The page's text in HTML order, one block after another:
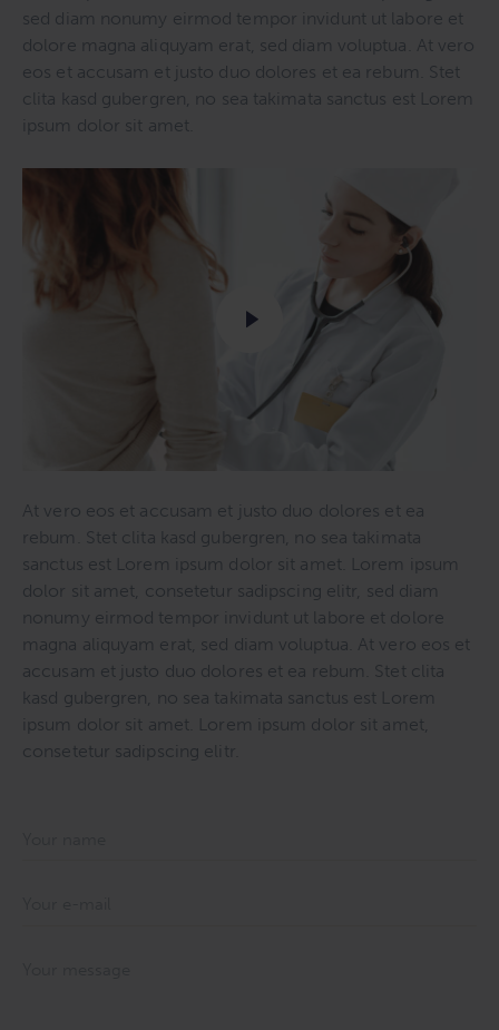
sed diam nonumy eirmod tempor invidunt ut labore et
dolore magna aliquyam erat, sed diam voluptua. At vero
eos et accusam et justo duo dolores et ea rebum. Stet
clita kasd gubergren, no sea takimata sanctus est Lorem
ipsum dolor sit amet.
At vero eos et accusam et justo duo dolores et ea
rebum. Stet clita kasd gubergren, no sea takimata
sanctus est Lorem ipsum dolor sit amet. Lorem ipsum
dolor sit amet, consetetur sadipscing elitr, sed diam
nonumy eirmod tempor invidunt ut labore et dolore
magna aliquyam erat, sed diam voluptua. At vero eos et
accusam et justo duo dolores et ea rebum. Stet clita
kasd gubergren, no sea takimata sanctus est Lorem
ipsum dolor sit amet. Lorem ipsum dolor sit amet,
consetetur sadipscing elitr.